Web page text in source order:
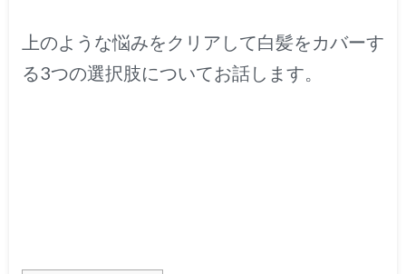
上のような悩みをクリアして白髪をカバーす
る3つの選択肢についてお話します。